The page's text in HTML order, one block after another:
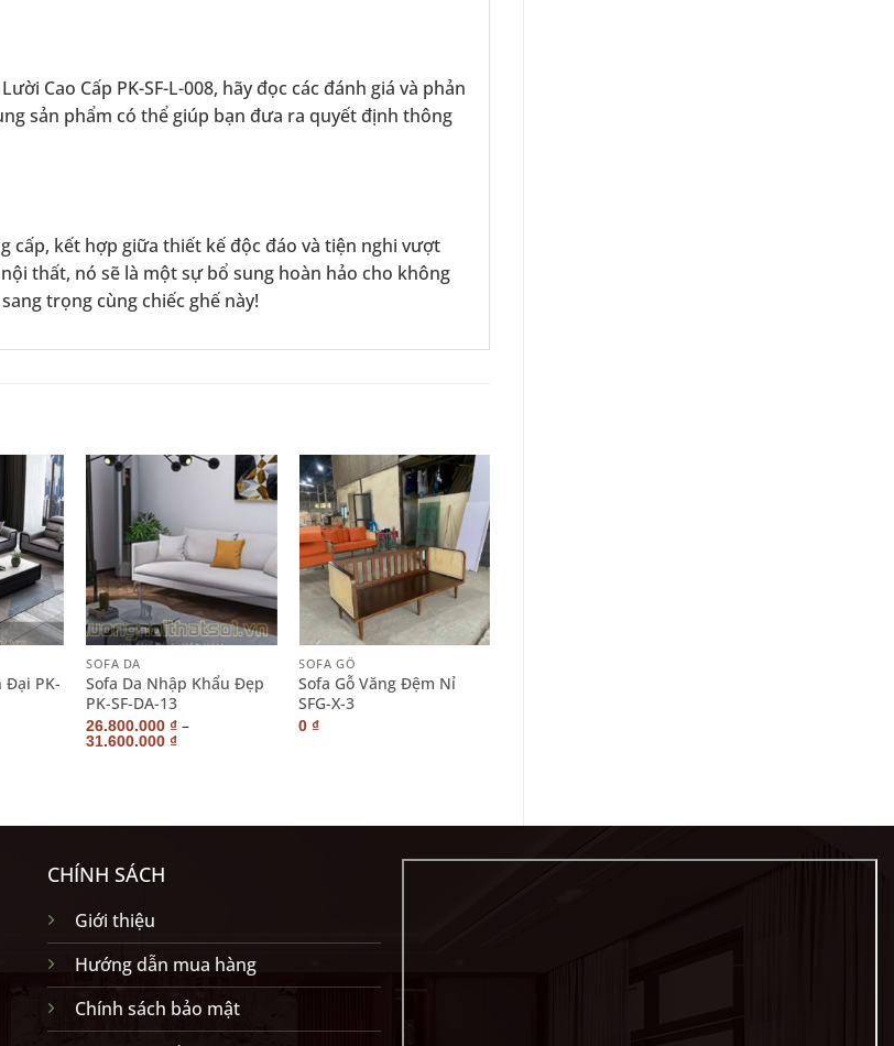
Cao Cấp PK-SF-L-008, hãy đọc các đánh giá và phản
sản phẩm có thể giúp bạn đưa ra quyết định thông
cấp, kết hợp giữa thiết kế độc đáo và tiện nghi vượt
thất, nó sẽ là một sự bổ sung hoàn hảo cho không
trọng cùng chiếc ghế này!
Đại PK-
+
SOFA DA
Sofa Da Nhập Khẩu Đẹp
PK-SF-DA-13
26.800.000 ₫–
31.600.000 ₫
+
SOFA GỖ
Sofa Gỗ Văng Đệm Nỉ
SFG-X-3
0₫
CHÍNH SÁCH
Giới thiệu
Hướng dẫn mua hàng
Chính sách bảo mật